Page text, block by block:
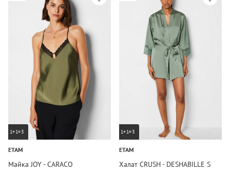
1+1=3
ETAM
Майка JOY - CARACO
1+1=3
ETAM
Халат CRUSH - DESHABILLE S